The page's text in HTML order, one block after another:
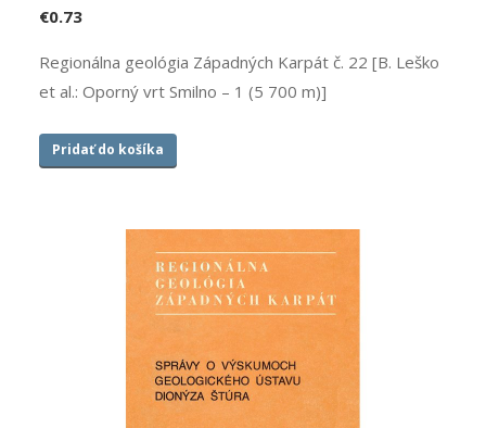
€0.73
Regionálna geológia Západných Karpát č. 22 [B. Leško
et al.: Oporný vrt Smilno – 1 (5 700 m)]
Pridať do košíka